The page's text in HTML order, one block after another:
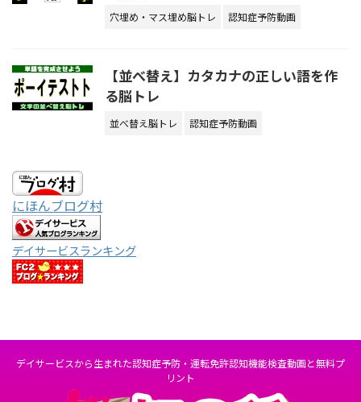
穴埋め・マス埋め脳トレ 認知症予防動画
【並べ替え】カタカナの正しい語を作
る脳トレ
並べ替え脳トレ 認知症予防動画
にほんブログ村
デイサービスランキング
デイサービスから生まれた認知症予防・運転免許認知機能検査動画と無料プ
リント